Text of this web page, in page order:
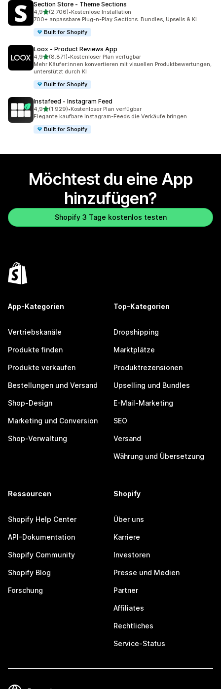
Section Store ‑ Theme Sections
4,9von 5 Sternen
(2.706)
2706 Rezensionen insgesamt
•Kostenlose Installation
700+ anpassbare Plug-n-Play Sections. Bundles, Upsells & KI
Built for Shopify
Loox ‑ Product Reviews App
4,9von 5 Sternen
(8.871)
8871 Rezensionen insgesamt
•Kostenloser Plan verfügbar
Mehr Käufer:innen konvertieren mit visuellen Produktbewertungen,
unterstützt durch KI
Built for Shopify
Instafeed ‑ Instagram Feed
4,9von 5 Sternen
(1.929)
1929 Rezensionen insgesamt
•Kostenloser Plan verfügbar
Elegante kaufbare Instagram-Feeds die Verkäufe bringen
Built for Shopify
Möchtest du eine App
hinzufügen?
Shopify 3 Tage kostenlos testen
App-Kategorien
Vertriebskanäle
Produkte finden
Produkte verkaufen
Bestellungen und Versand
Shop-Design
Marketing und Conversion
Shop-Verwaltung
Top-Kategorien
Dropshipping
Marktplätze
Produktrezensionen
Upselling und Bundles
E-Mail-Marketing
SEO
Versand
Währung und Übersetzung
Ressourcen
Shopify Help Center
API-Dokumentation
Shopify Community
Shopify Blog
Forschung
Shopify
Über uns
Karriere
Investoren
Presse und Medien
Partner
Affiliates
Rechtliches
Service-Status